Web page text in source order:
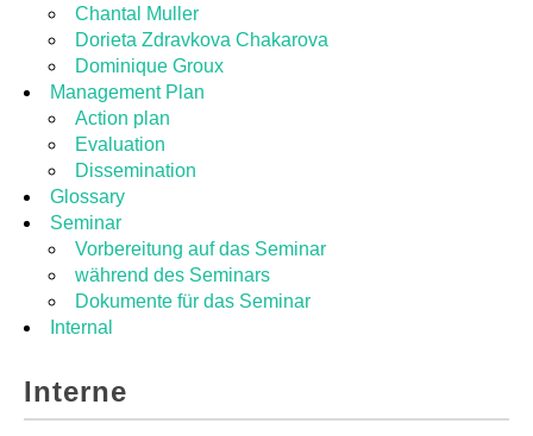
Chantal Muller
Dorieta Zdravkova Chakarova
Dominique Groux
Management Plan
Action plan
Evaluation
Dissemination
Glossary
Seminar
Vorbereitung auf das Seminar
während des Seminars
Dokumente für das Seminar
Internal
Interne